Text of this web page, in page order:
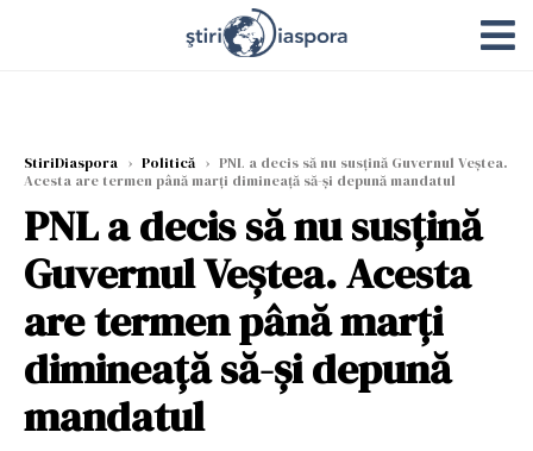
StiriDiaspora › Politică › PNL a decis să nu susţină Guvernul Veştea.
Acesta are termen până marţi dimineaţă să-şi depună mandatul
PNL a decis să nu susţină
Guvernul Veştea. Acesta
are termen până marţi
dimineaţă să-şi depună
mandatul